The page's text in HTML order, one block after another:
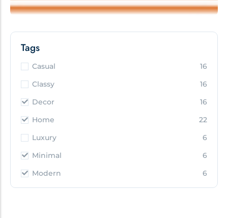
Tags
Casual
16
Classy
16
Decor
16
Home
22
Luxury
6
Minimal
6
Modern
6